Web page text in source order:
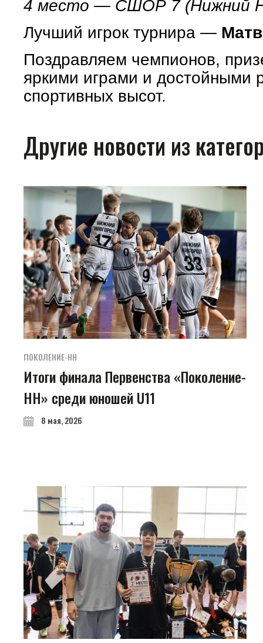
4 место — СШОР 7 (Нижний
Лучший игрок турнира —
Поздравляем чемпионов,
яркими играми и достойными
спортивных высот.
Другие новости из
ПОКОЛЕНИЕ-НН
Итоги финала Первенства «Поколение-
НН» среди юношей U11
8 мая, 2026